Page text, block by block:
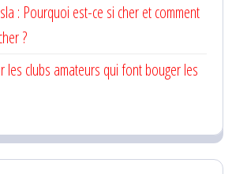
: Pourquoi est-ce si cher et comment
?
les clubs amateurs qui font bouger les